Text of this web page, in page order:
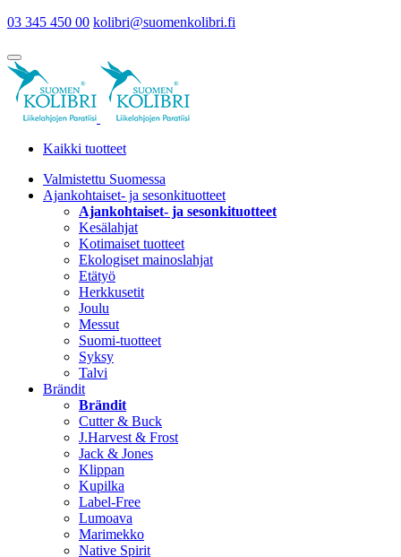
03 345 450 00 kolibri@suomenkolibri.fi
Kaikki tuotteet
Valmistettu Suomessa
Ajankohtaiset- ja sesonkituotteet
Ajankohtaiset- ja sesonkituotteet
Kesälahjat
Kotimaiset tuotteet
Ekologiset mainoslahjat
Etätyö
Herkkusetit
Joulu
Messut
Suomi-tuotteet
Syksy
Talvi
Brändit
Brändit
Cutter & Buck
J.Harvest & Frost
Jack & Jones
Klippan
Kupilka
Label-Free
Lumoava
Marimekko
Native Spirit